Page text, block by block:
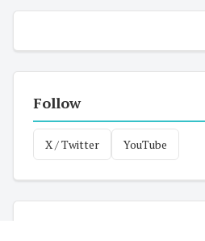
Follow
X / Twitter YouTube